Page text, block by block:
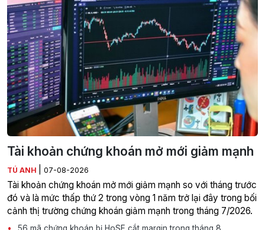
Tài khoản chứng khoán mở mới giảm mạnh
TÚ ANH 07-08-2026
Tài khoản chứng khoán mở mới giảm mạnh so với tháng trước
đó và là mức thấp thứ 2 trong vòng 1 năm trở lại đây trong bối
cảnh thị trường chứng khoán giảm mạnh trong tháng 7/2026.
56 mã chứng khoán bị HoSE cắt margin trong tháng 8